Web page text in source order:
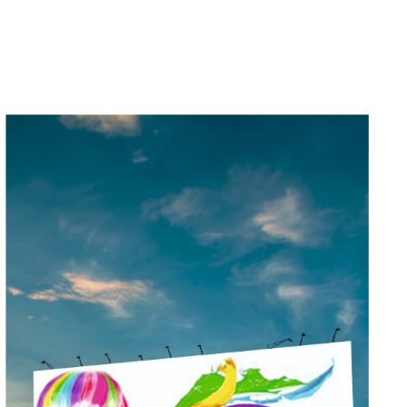
מתקני תצוגה
מדבקות לרכב
יריעות PVC
מדבקות להדפסה
מדבקות מחזירות אור
מדבקות לחיתוך אותיות
מגנטים לשילוט
חומרים קשיחים
לשילוט/הדפסה
גלילי למינציה
דבקים דו צדדיים
נורות לד ושנאים לשילוט
אני
מעונין
חומרי
חומרי